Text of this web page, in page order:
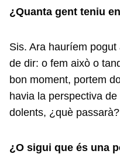
¿Quanta gent teniu
Sis. Ara hauríem
de dir: o fem això o
bon moment, portem
havia la perspectiva
dolents, ¿què passarà?
¿O sigui que és una